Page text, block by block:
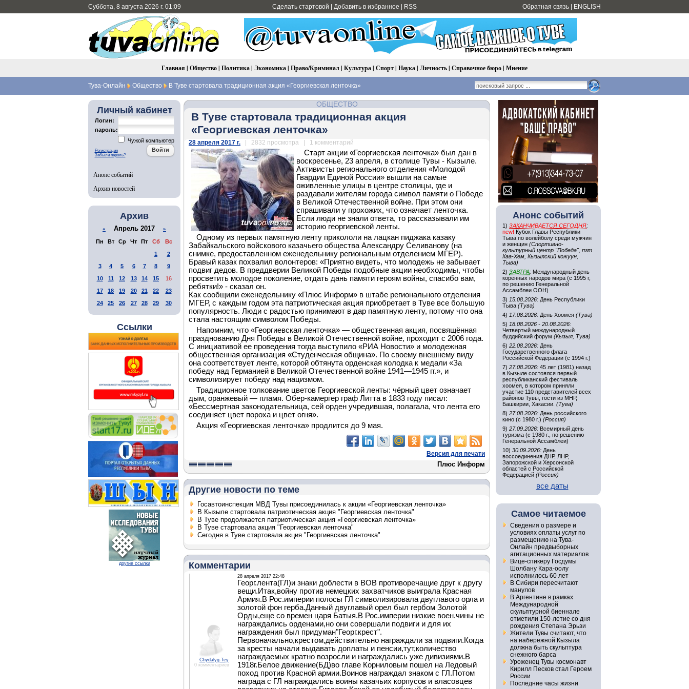
Суббота, 8 августа 2026 г. 01:09 Сделать стартовой Добавить в избранное RSS Обратная связь ENGLISH
Главная | Общество| Политика| Экономика| Право/Криминал| Культура| Спорт| Наука| Личность| Справочное бюро| Мнение
Тува-Онлайн Общество В Туве стартовала традиционная акция «Георгиевская ленточка»
Личный кабинет
Логин:
пароль:
Чужой компьютер
Регистрация
Забыли пароль?
Анонс событий
Архив новостей
Архив
« Апрель 2017 »
Пн Вт Ср Чт Пт Сб
Вс
1
2
3
4 5 6 7 8
9
10
11 12 13 14 15
16
17
18 19 20 21 22
23
24
25 26 27 28 29 30
Ссылки
другие ссылки
ОБЩЕСТВО
В Туве стартовала традиционная акция
«Георгиевская ленточка»
28 апреля 2017 г. | 2832 просмотра | 1 комментарий
Старт акции «Георгиевская ленточка» был дан в
воскресенье, 23 апреля, в столице Тувы - Кызыле.
Активисты регионального отделения «Молодой
Гвардии Единой России» вышли на самые
оживленные улицы в центре столицы, где и
раздавали жителям города символ памяти о Победе
в Великой Отечественной войне. При этом они
спрашивали у прохожих, что означает ленточка.
Если люди не знали ответа, то рассказывали им
историю георгиевской ленты.
Одному из первых памятную ленту прикололи на лацкан пиджака казаку
Забайкальского войскового казачьего общества Александру Селиванову (на
снимке, предоставленном еженедельнику региональным отделением МГЕР).
Бравый казак похвалил волонтеров: «Приятно видеть, что молодежь не забывает
подвиг дедов. В преддверии Великой Победы подобные акции необходимы, чтобы
просветить молодое поколение, отдать дань памяти героям войны, спасибо вам,
ребятки!» - сказал он.
Как сообщили еженедельнику «Плюс Информ» в штабе регионального отделения
МГЕР, с каждым годом эта патриотическая акция приобретает в Туве все большую
популярность. Люди с радостью принимают в дар памятную ленту, потому что она
стала настоящим символом Победы.
Напомним, что «Георгиевская ленточка» — общественная акция, посвящённая
празднованию Дня Победы в Великой Отечественной войне, проходит с 2006 года.
С инициативой ее проведения тогда выступило «РИА Новости» и молодежная
общественная организация «Студенческая община». По своему внешнему виду
она соответствует ленте, которой обтянута орденская колодка к медали «За
победу над Германией в Великой Отечественной войне 1941—1945 гг.», и
символизирует победу над нацизмом.
Традиционное толкование цветов Георгиевской ленты: чёрный цвет означает
дым, оранжевый — пламя. Обер-камергер граф Литта в 1833 году писал:
«Бессмертная законодательница, сей орден учредившая, полагала, что лента его
соединяет цвет пороха и цвет огня».
Акция «Георгиевская ленточка» продлится до 9 мая.
Версия для печати
Плюс Информ
Другие новости по теме
Госавтоинспекция МВД Тувы присоединилась к акции «Георгиевская ленточка»
В Кызыле стартовала патриотическая акция "Георгиевская ленточка"
В Туве продолжается патриотическая акция «Георгиевская ленточка»
В Туве стартовала акция "Георгиевская ленточка"
Сегодня в Туве стартовала акция "Георгиевская ленточка"
Комментарии
Chydalyg-Tey
0 комментариев
28 апреля 2017 22:48
Георг.лента(ГЛ)и знаки доблести в ВОВ противоречащие друг к другу
вещи.Итак,войну против немецких захватчиков выиграла Красная
Армия.В Рос.империи полосы ГЛ символизировала двуглавого орла и
золотой фон герба.Данный двуглавый орел был гербом Золотой
Орды,еще со времен царя Батыя.В Рос.империи низкие воен.чины не
награждались орденами,но они совершали подвиги и для их
награждения был придуман"Георг.крест".
Первоначально,крестом,действительно награждали за подвиги.Когда
за кресты начали выдавать доплаты и пенсии,тут,количество
награждаемых кратно возросли и награждались уже дивизиями.В
1918г.Белое движение(БД)во главе Корниловым пошел на Ледовый
поход против Красной армии.Воинов награждал знаком с ГЛ.Потом
награда с ГЛ награждались воины казачьих корпусов и власовцев
Анонс событий
1) ЗАКАНЧИВАЕТСЯ СЕГОДНЯ:
new! Кубок Главы Республики
Тыва по волейболу среди мужчин
и женщин (Спортивно-
культурный центр "Победа", пгт
Каа-Хем, Кызылский кожуун,
Тыва)
2) ЗАВТРА: Международный день
коренных народов мира (с 1995 г,
по решению Генеральной
Ассамблеи ООН)
3) 15.08.2026: День Республики
Тыва (Тува)
4) 17.08.2026: День Хоомея (Тува)
5) 18.08.2026 - 20.08.2026:
Четвертый международный
буддийский форум (Кызыл, Тува)
6) 22.08.2026: День
Государственного флага
Российской Федерации (с 1994 г.)
7) 27.08.2026: 45 лет (1981) назад
в Кызыле состоялся первый
республиканский фестиваль
хоомея, в котором приняли
участие 110 представителей всех
районов Тувы, гости из МНР,
Башкирии, Хакасии. (Тува)
8) 27.08.2026: День российского
кино (с 1980 г.) (Россия)
9) 27.09.2026: Всемирный день
туризма (с 1980 г., по решению
Генеральной Ассамблеи)
10) 30.09.2026: День
воссоединения ДНР, ЛНР,
Запорожской и Херсонской
областей с Российской
Федерацией (Россия)
все даты
Самое читаемое
Сведения о размере и
условиях оплаты услуг по
размещению на Тува-
Онлайн предвыборных
агитационных материалов
Вице-спикеру Госдумы
Шолбану Кара-оолу
исполнилось 60 лет
В Сибири пересчитают
манулов
В Аргентине в рамках
Международной
скульптурной биеннале
отметили 150-летие со дня
рождения Степана Эрьзи
Жители Тувы считают, что
на набережной Кызыла
должна быть скульптура
снежного барса
Уроженец Тувы космонавт
Кирилл Песков стал Героем
России
Последние часы жизни